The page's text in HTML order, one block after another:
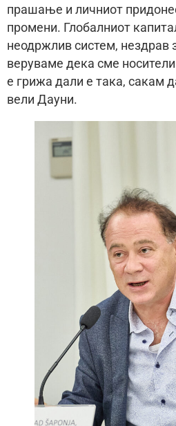
прашање и личниот
промени. Глобалниот
неодржлив систем, нездрав
веруваме дека сме
е грижа дали е така, сакам
вели Дауни.